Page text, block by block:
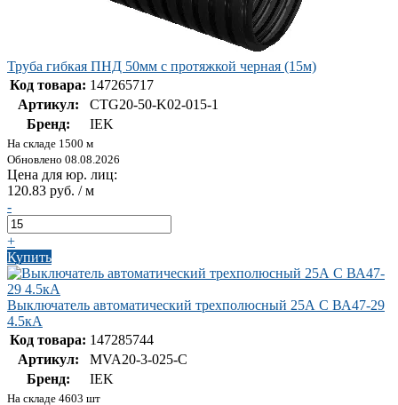
Труба гибкая ПНД 50мм с протяжкой черная (15м)
Код товара: 147265717
Артикул:
CTG20-50-K02-015-1
Бренд:
IEK
На складе 1500 м
Обновлено 08.08.2026
Цена для юр. лиц:
120.83 руб. / м
-
+
Купить
Выключатель автоматический трехполюсный 25А C ВА47-29
4.5кА
Код товара: 147285744
Артикул:
MVA20-3-025-C
Бренд:
IEK
На складе 4603 шт